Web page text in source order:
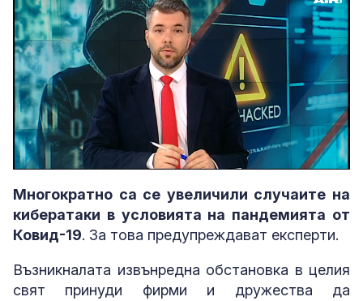
Unmute Loaded
Многократно са се увеличили случаите на
кибератаки в условията на пандемията от
Ковид-19. За това предупреждават експерти.
Възникналата извънредна обстановка в целия
свят принуди фирми и дружества да